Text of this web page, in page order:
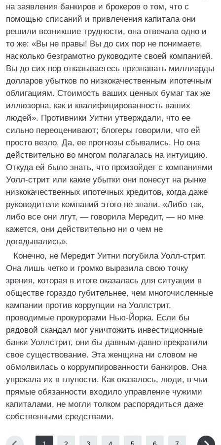
на заявления банкиров и брокеров о том, что с
помощью списаний и привлечения капитала они
решили возникшие трудности, она отвечала одно и
то же: «Вы не правы! Вы до сих пор не понимаете,
насколько безграмотно руководите своей компанией.
Вы до сих пор отказываетесь признавать миллиарды
долларов убытков по низкокачественным ипотечным
облигациям. Стоимость ваших ценных бумаг так же
иллюзорна, как и квалифицированность ваших
людей». Противники Уитни утверждали, что ее
сильно переоценивают; блогеры говорили, что ей
просто везло. Да, ее прогнозы сбывались. Но она
действительно во многом полагалась на интуицию.
Откуда ей было знать, что произойдет с компаниями
Уолл-стрит или какие убытки они понесут на рынке
низкокачественных ипотечных кредитов, когда даже
руководители компаний этого не знали. «Либо так,
либо все они лгут, — говорила Мередит, — но мне
кажется, они действительно ни о чем не
догадывались».
Конечно, не Мередит Уитни погубила Уолл-стрит.
Она лишь четко и громко выразила свою точку
зрения, которая в итоге оказалась для ситуации в
обществе гораздо губительнее, чем многочисленные
кампании против коррупции на Уоллстрит,
проводимые прокурорами Нью-Йорка. Если бы
рядовой скандал мог уничтожить инвестиционные
банки Уоллстрит, они бы давным-давно прекратили
свое существование. Эта женщина ни словом не
обмолвилась о коррумпированности банкиров. Она
упрекала их в глупости. Как оказалось, люди, в чьи
прямые обязанности входило управление чужими
капиталами, не могли толком распорядиться даже
собственными средствами.